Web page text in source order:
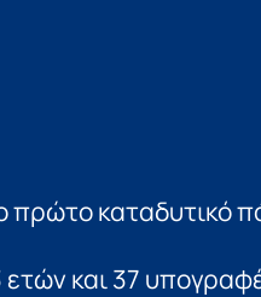
πρώτο καταδυτικό
και 37